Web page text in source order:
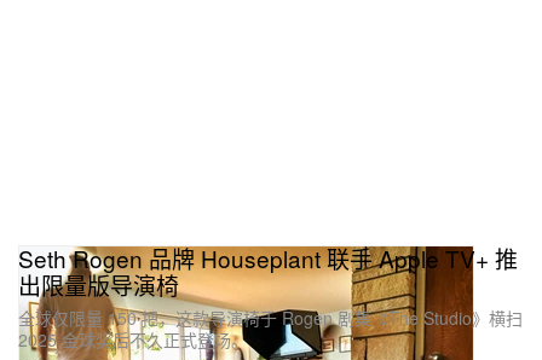
Seth Rogen 品牌 Houseplant 联手 Apple TV+ 推
出限量版导演椅
全球仅限量 150 把，这款导演椅于 Rogen 剧集《The Studio》横扫
2025 金球奖后不久正式登场。